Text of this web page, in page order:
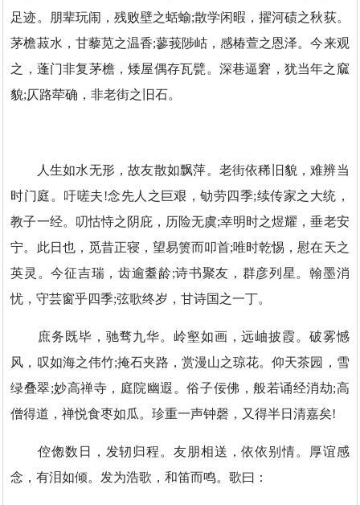
足迹。朋辈玩闹，残败壁之蛞蝓;散学闲暇，擢河碛之秋荻。
茅檐菽水，甘藜苋之温香;蓼莪陟岵，感椿萱之恩泽。今来观
之，蓬门非复茅檐，矮屋偶存瓦甓。深巷逼窘，犹当年之窳
貌;仄路荦确，非老街之旧石。
人生如水无形，故友散如飘萍。老街依稀旧貌，难辨当
时门庭。吁嗟夫!念先人之巨艰，劬劳四季;续传家之大统，
教子一经。叨怙恃之阴庇，历险无虞;幸明时之煜耀，垂老安
宁。此日也，觅昔正寝，望易箦而叩首;唯时乾惕，慰在天之
英灵。今征吉瑞，齿逾耋龄;诗书聚友，群彦列星。翰墨消
忧，守芸窗乎四季;弦歌终岁，甘诗国之一丁。
庶务既毕，驰骛九华。岭壑如画，远岫披霞。破雾憾
风，叹如海之伟竹;掩石夹路，赏漫山之琼花。仰天茶园，雪
绿叠翠;妙高禅寺，庭院幽遐。俗子佞佛，般若诵经消劫;高
僧得道，禅悦食枣如瓜。珍重一声钟磬，又得半日清嘉矣!
倥偬数日，发轫归程。友朋相送，依依别情。厚谊感
念，有泪如倾。发为浩歌，和笛而鸣。歌曰：